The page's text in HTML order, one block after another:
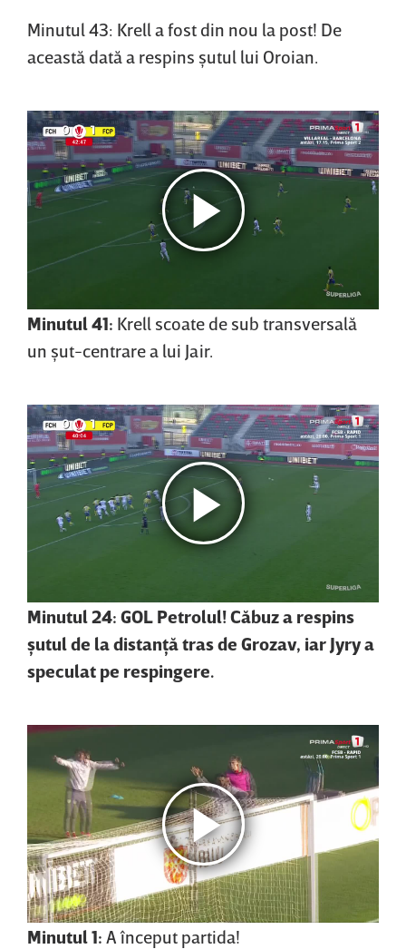
Minutul 43: Krell a fost din nou la post! De
această dată a respins şutul lui Oroian.
Minutul 41: Krell scoate de sub transversală
un şut-centrare a lui Jair.
Minutul 24: GOL Petrolul! Căbuz a respins
şutul de la distanţă tras de Grozav, iar Jyry a
speculat pe respingere.
Minutul 1: A început partida!